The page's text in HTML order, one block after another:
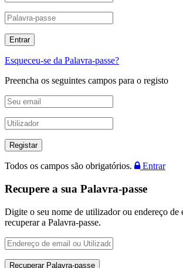
Esqueceu-se da Palavra-passe?
Preencha os seguintes campos para o registo
Todos os campos são obrigatórios. Entrar
Recupere a sua Palavra-passe
Digite o seu nome de utilizador ou endereço de
recuperar a Palavra-passe.